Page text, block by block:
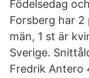
Födelsedag
Forsberg har 2
män, 1 st är
Sverige.
Fredrik Antero